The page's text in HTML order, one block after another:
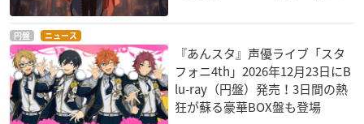
円盤 ニュース
『あんスタ』声優ライブ「スタ
フォニ4th」2026年12月23日にB
lu-ray（円盤）発売！3日間の熱
狂が蘇る豪華BOX盤も登場